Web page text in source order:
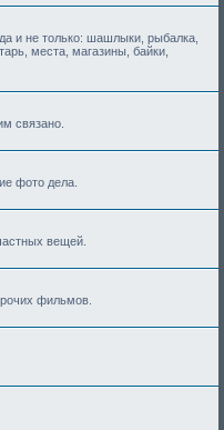
и не только: шашлыки, рыбалка,
места, магазины, байки,
связано.
фото дела.
вещей.
фильмов.